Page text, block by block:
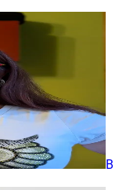
B